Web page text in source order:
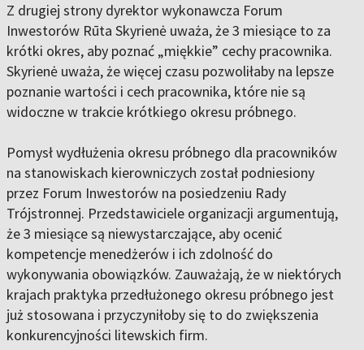
Z drugiej strony dyrektor wykonawcza Forum
Inwestorów Rūta Skyrienė uważa, że 3 miesiące to za
krótki okres, aby poznać „miękkie” cechy pracownika.
Skyrienė uważa, że więcej czasu pozwoliłaby na lepsze
poznanie wartości i cech pracownika, które nie są
widoczne w trakcie krótkiego okresu próbnego.
Pomysł wydłużenia okresu próbnego dla pracowników
na stanowiskach kierowniczych został podniesiony
przez Forum Inwestorów na posiedzeniu Rady
Trójstronnej. Przedstawiciele organizacji argumentują,
że 3 miesiące są niewystarczające, aby ocenić
kompetencje menedżerów i ich zdolność do
wykonywania obowiązków. Zauważają, że w niektórych
krajach praktyka przedłużonego okresu próbnego jest
już stosowana i przyczyniłoby się to do zwiększenia
konkurencyjności litewskich firm.